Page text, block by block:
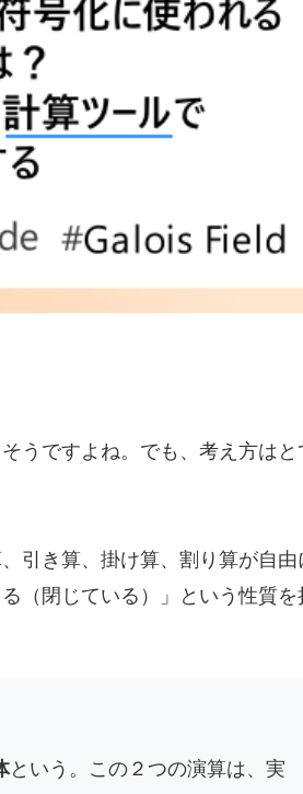
うですよね。でも、考え方はと
引き算、掛け算、割り算が自由
（閉じている）」という性質を
という。この２つの演算は、実